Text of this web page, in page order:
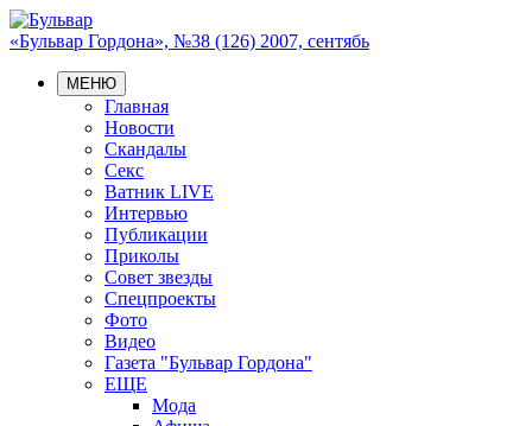
«Бульвар Гордона», №38 (126) 2007, сентябь
МЕНЮ
Главная
Новости
Скандалы
Секс
Ватник LIVE
Интервью
Публикации
Приколы
Совет звезды
Спецпроекты
Фото
Видео
Газета "Бульвар Гордона"
ЕЩЕ
Мода